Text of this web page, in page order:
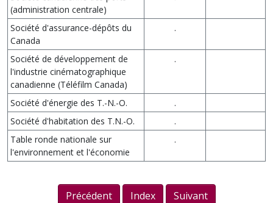
(administration centrale)
Société d'assurance-dépôts du
Canada
.
Société de développement de
l'industrie cinématographique
canadienne (Téléfilm Canada)
.
Société d'énergie des T.-N.-O.
.
Société d'habitation des T.N.-O.
.
Table ronde nationale sur
l'environnement et l'économie
.
Précédent Index Suivant